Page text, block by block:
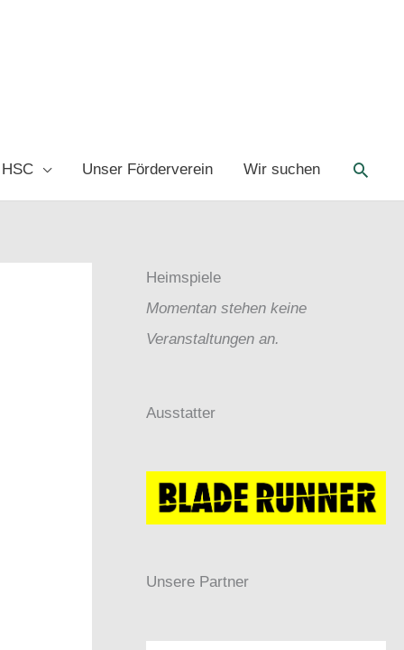
Unser Förderverein Wir suchen
Heimspiele
Momentan stehen keine
Veranstaltungen an.
Ausstatter
Unsere Partner